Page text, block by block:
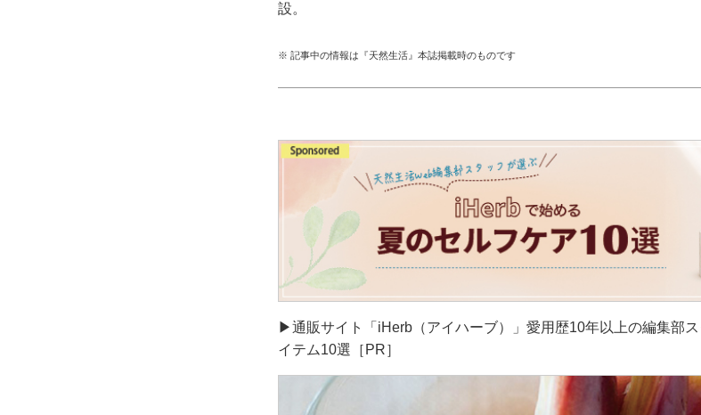
設。
※ 記事中の情報は『天然生活』本誌掲載時のものです
▶通販サイト「iHerb（アイハーブ）」愛用歴10年以上の編集部
イテム10選［PR］